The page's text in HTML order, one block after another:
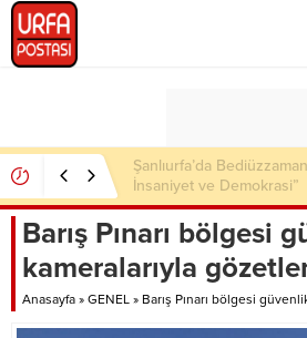
Şanlıurfa’da çok sayıda
Barış Pınarı bölgesi
kameralarıyla
Anasayfa » GENEL » Barış Pınarı bölgesi